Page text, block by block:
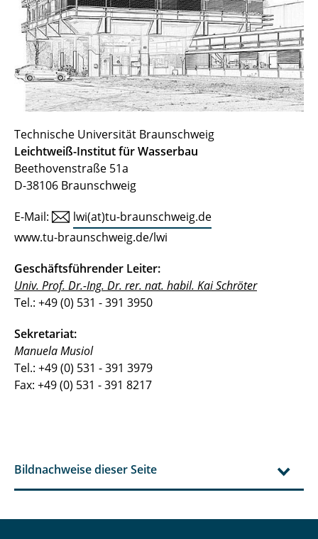
Stellenausschreibungen
Versuchshalle
Wasserbauseminar
Technische Universität Braunschweig
Leichtweiß-Institut für Wasserbau
Beethovenstraße 51a
D-38106 Braunschweig
E-Mail:
lwi(at)tu-braunschweig.de
www.tu-braunschweig.de/lwi
Geschäftsführender Leiter:
Univ. Prof. Dr.-Ing. Dr. rer. nat. habil. Kai Schröter
Tel.: +49 (0) 531 - 391 3950
Sekretariat:
Manuela Musiol
Tel.: +49 (0) 531 - 391 3979
Fax: +49 (0) 531 - 391 8217
Bildnachweise dieser Seite